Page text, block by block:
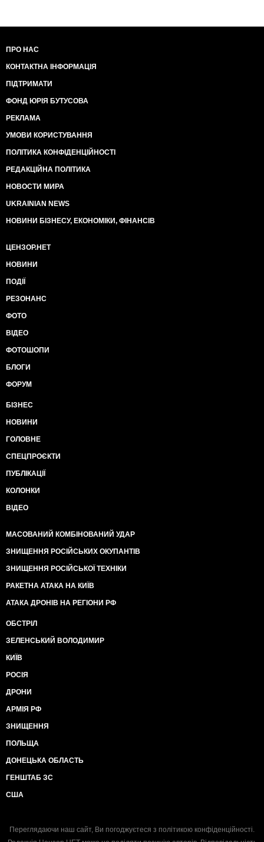
ПРО НАС
КОНТАКТНА ІНФОРМАЦІЯ
ПІДТРИМАТИ
ФОНД ЮРІЯ БУТУСОВА
РЕКЛАМА
УМОВИ КОРИСТУВАННЯ
ПОЛІТИКА КОНФІДЕНЦІЙНОСТІ
РЕДАКЦІЙНА ПОЛІТИКА
НОВОСТИ МИРА
UKRAINIAN NEWS
НОВИНИ БІЗНЕСУ, ЕКОНОМІКИ, ФІНАНСІВ
ЦЕНЗОР.НЕТ
НОВИНИ
ПОДІЇ
РЕЗОНАНС
ФОТО
ВІДЕО
ФОТОШОПИ
БЛОГИ
ФОРУМ
БІЗНЕС
НОВИНИ
ГОЛОВНЕ
СПЕЦПРОЄКТИ
ПУБЛІКАЦІЇ
КОЛОНКИ
ВІДЕО
МАСОВАНИЙ КОМБІНОВАНИЙ УДАР
ЗНИЩЕННЯ РОСІЙСЬКИХ ОКУПАНТІВ
ЗНИЩЕННЯ РОСІЙСЬКОЇ ТЕХНІКИ
РАКЕТНА АТАКА НА КИЇВ
АТАКА ДРОНІВ НА РЕГІОНИ РФ
ОБСТРІЛ
ЗЕЛЕНСЬКИЙ ВОЛОДИМИР
КИЇВ
РОСІЯ
ДРОНИ
АРМІЯ РФ
ЗНИЩЕННЯ
ПОЛЬЩА
ДОНЕЦЬКА ОБЛАСТЬ
ГЕНШТАБ ЗС
США
Переглядаючи наш сайт, Ви погоджуєтеся з політикою конфіденційності.